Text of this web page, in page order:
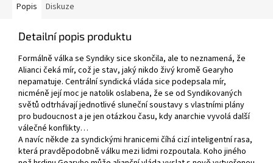
Popis Diskuze
Detailní popis produktu
Formálně válka se Syndiky sice skončila, ale to neznamená, že
Alianci čeká mír, což je stav, jaký nikdo živý kromě Gearyho
nepamatuje. Centrální syndická vláda sice podepsala mír,
nicméně její moc je natolik oslabena, že se od Syndikovaných
světů odtrhávají jednotlivé sluneční soustavy s vlastními plány
pro budoucnost a je jen otázkou času, kdy anarchie vyvolá další
válečné konflikty…
A navíc někde za syndickými hranicemi číhá cizí inteligentní rasa,
která pravděpodobně válku mezi lidmi rozpoutala. Koho jiného